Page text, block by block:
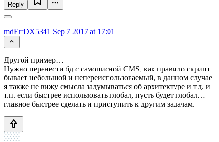
Reply
mdErrDX5341 Sep 7 2017 at 17:01
Другой пример…
Нужно перенести бд с самописной CMS, как правило скрипт
бывает небольшой и непереиспользоваемый, в данном случае
я также не вижу смысла задумываться об архитектуре и т.д. и
т.п. если быстрее использовать глобал, пусть будет глобал…
главное быстрее сделать и приступить к другим задачам.